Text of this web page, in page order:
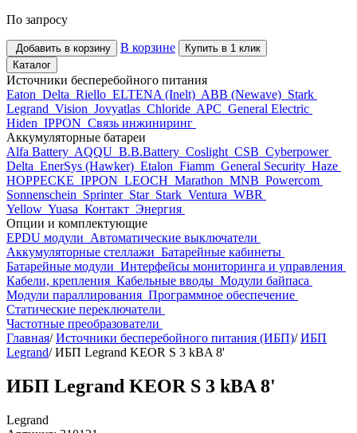
По запросу
Добавить в корзину В корзине
Купить в 1 клик
Каталог
Источники бесперебойного питания
Eaton Delta Riello ELTENA (Inelt) ABB (Newave) Stark
Legrand Vision Jovyatlas Chloride APC General Electric
Hiden IPPON Связь инжиниринг
Аккумуляторные батареи
Alfa Battery AQQU B.B.Battery Coslight CSB Cyberpower
Delta EnerSys (Hawker) Etalon Fiamm General Security Haze
HOPPECKE IPPON LEOCH Marathon MNB Powercom
Sonnenschein Sprinter Star Stark Ventura WBR
Yellow Yuasa Контакт Энергия
Опции и комплектующие
EPDU модули Автоматические выключатели
Аккумуляторные стеллажи Батарейные кабинеты
Батарейные модули Интерфейсы мониторинга и управления
Кабели, крепления Кабельные вводы Модули байпаса
Модули параллирования Программное обеспечение
Статические переключатели
Частотные преобразователи
Главная/ Источники бесперебойного питания (ИБП)/ ИБП
Legrand/ ИБП Legrand KEOR S 3 kВA 8'
ИБП Legrand KEOR S 3 kВA 8'
Legrand